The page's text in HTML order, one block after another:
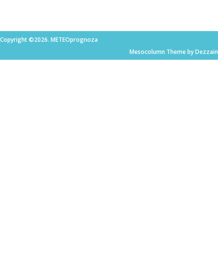
Copyright ©2026. METEOprognoza
Mesocolumn Theme by Dezzain